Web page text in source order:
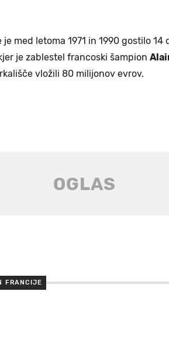
med letoma 1971 in 1990 gostilo 14
je zablestel francoski šampion
vložili 80 milijonov evrov.
FRANCIJE